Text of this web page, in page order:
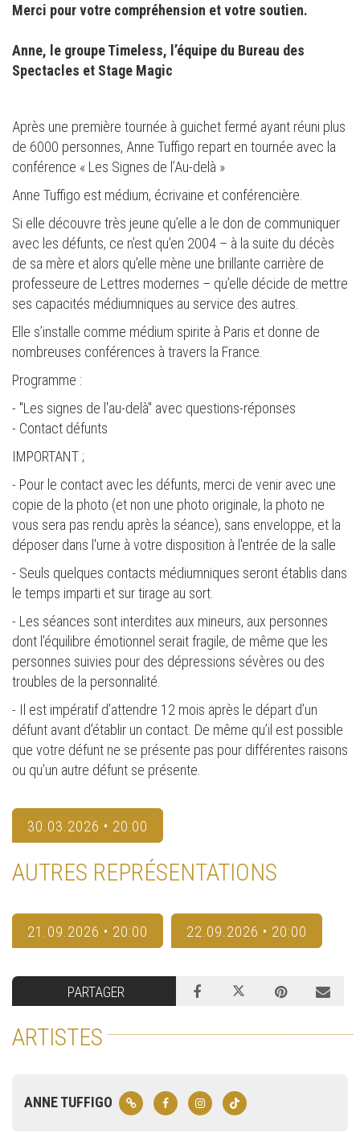
Merci pour votre compréhension et votre soutien.
Anne, le groupe Timeless, l’équipe du Bureau des
Spectacles et Stage Magic
Après une première tournée à guichet fermé ayant réuni plus
de 6000 personnes, Anne Tuffigo repart en tournée avec la
conférence « Les Signes de l’Au-delà »
Anne Tuffigo est médium, écrivaine et conférencière.
Si elle découvre très jeune qu’elle a le don de communiquer
avec les défunts, ce n’est qu’en 2004 – à la suite du décès
de sa mère et alors qu’elle mène une brillante carrière de
professeure de Lettres modernes – qu’elle décide de mettre
ses capacités médiumniques au service des autres.
Elle s’installe comme médium spirite à Paris et donne de
nombreuses conférences à travers la France.
Programme :
- "Les signes de l'au-delà" avec questions-réponses
- Contact défunts
IMPORTANT ;
- Pour le contact avec les défunts, merci de venir avec une
copie de la photo (et non une photo originale, la photo ne
vous sera pas rendu après la séance), sans enveloppe, et la
déposer dans l'urne à votre disposition à l'entrée de la salle
- Seuls quelques contacts médiumniques seront établis dans
le temps imparti et sur tirage au sort.
- Les séances sont interdites aux mineurs, aux personnes
dont l’équilibre émotionnel serait fragile, de même que les
personnes suivies pour des dépressions sévères ou des
troubles de la personnalité.
- Il est impératif d’attendre 12 mois après le départ d’un
défunt avant d’établir un contact. De même qu’il est possible
que votre défunt ne se présente pas pour différentes raisons
ou qu’un autre défunt se présente.
30.03.2026 • 20:00
AUTRES REPRÉSENTATIONS
21.09.2026 • 20:00 22.09.2026 • 20:00
PARTAGER
ARTISTES
ANNE TUFFIGO